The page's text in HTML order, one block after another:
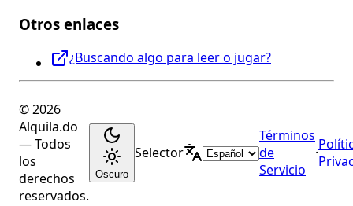
Otros enlaces
¿Buscando algo para leer o jugar?
© 2026
Alquila.do
— Todos
los
derechos
reservados.
Oscuro
Selector
Términos
de
Servicio
·